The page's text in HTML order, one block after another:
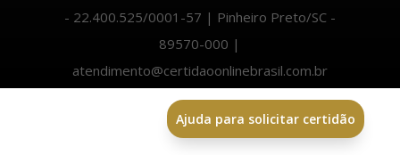
- 22.400.525/0001-57 | Pinheiro Preto/SC -
89570-000 |
atendimento@certidaoonlinebrasil.com.br
Ajuda para solicitar certidão